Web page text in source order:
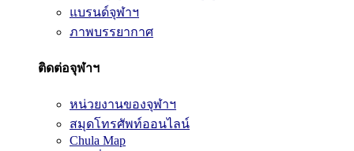
แบรนด์จุฬาฯ
ภาพบรรยากาศ
ติดต่อจุฬาฯ
หน่วยงานของจุฬาฯ
สมุดโทรศัพท์ออนไลน์
Chula Map